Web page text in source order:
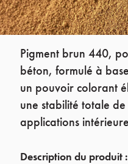
Pigment brun 440,
béton, formulé à
un pouvoir colorant
une stabilité totale
applications
Description du produit :